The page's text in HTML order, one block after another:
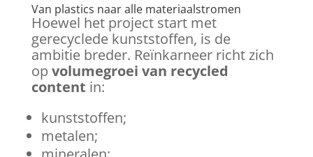
Van plastics naar alle materiaalstromen
Hoewel het project start met
gerecyclede kunststoffen, is de
ambitie breder. Reïnkarneer richt zich
op volumegroei van recycled
content in:
kunststoffen;
metalen;